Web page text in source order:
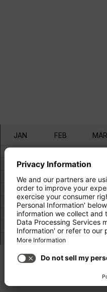
JAN FEB MÄR